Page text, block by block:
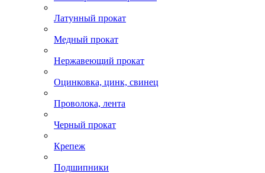
Латунный прокат
Медный прокат
Нержавеющий прокат
Оцинковка, цинк, свинец
Проволока, лента
Черный прокат
Крепеж
Подшипники